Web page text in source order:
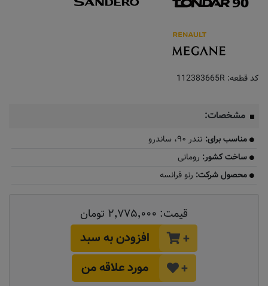
کد قطعه: 112383665R
مشخصات:
مناسب برای: تندر ۹۰، ساندرو
ساخت کشور: رومانی
محصول شرکت: رنو فرانسه
قیمت: ۲٬۷۷۵٬۰۰۰ تومان
+
افزودن به سبد
+
مورد علاقه من